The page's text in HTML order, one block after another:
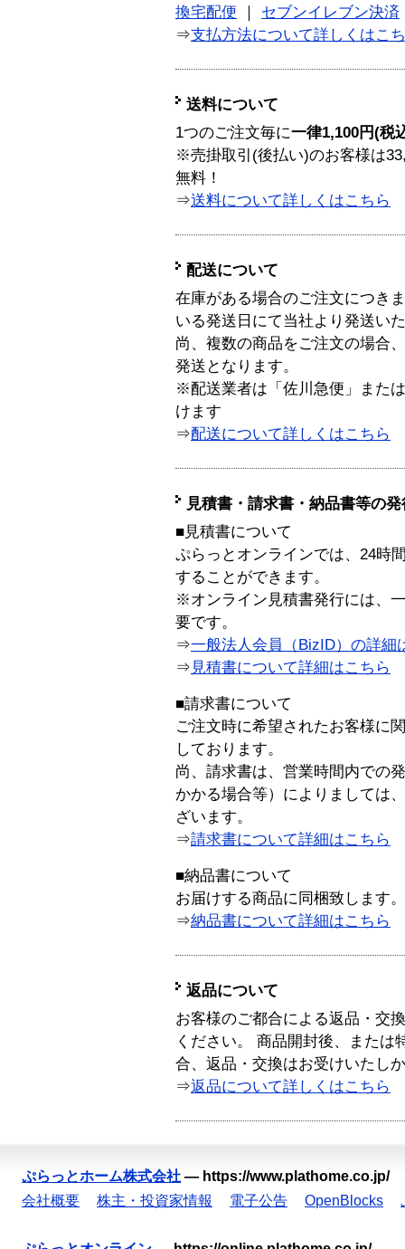
換宅配便
セブンイレブン決済
⇒支払方法について詳しくはこ
送料について
1つのご注文毎に一律1,100円(税
※売掛取引(後払い)のお客様は
無料！
⇒送料について詳しくはこちら
配送について
在庫がある場合のご注文につき
いる発送日にて当社より発送い
尚、複数の商品をご注文の場合
発送となります。
※配送業者は「佐川急便」また
けます
⇒配送について詳しくはこちら
見積書・請求書・納品書等の
■見積書について
ぷらっとオンラインでは、24時
することができます。
※オンライン見積書発行には、
要です。
⇒一般法人会員（BizID）の詳細
⇒ 見積書について詳細はこちら
■請求書について
ご注文時に希望されたお客様に
しております。
尚、請求書は、営業時間内での
かかる場合等）によりましては
ざいます。
⇒請求書について詳細はこちら
■納品書について
お届けする商品に同梱致します。
⇒納品書について詳細はこちら
返品について
お客様のご都合による返品・交
ください。 商品開封後、または
合、返品・交換はお受けいたし
⇒返品について詳しくはこちら
ぷらっとホーム株式会社 — https://www.plathome.co.jp/
会社概要
株主・投資家情報 電子公告 OpenBlocks